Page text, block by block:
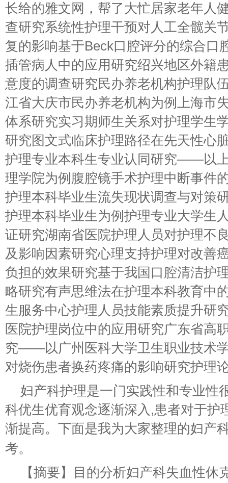
长给的雅文网，帮了大忙居家老年人
查研究系统性护理干预对人工全髋关
复的影响基于Beck口腔评分的综合口
插管病人中的应用研究绍兴地区外籍
意度的调查研究民办养老机构护理
江省大庆市民办养老机构为例上海市
体系研究实习期师生关系对护理学生
研究图文式临床护理路径在先天性心
护理专业本科生专业认同研究——以
理学院为例腹腔镜手术护理中断事件
护理本科毕业生流失现状调查与对
护理本科毕业生为例护理专业大学生
证研究湖南省医院护理人员对护理不
及影响因素研究心理支持护理对改善
负担的效果研究基于我国口腔清洁护
略研究有声思维法在护理本科教育中
生服务中心护理人员技能素质提升研
医院护理岗位中的应用研究广东省高
究——以广州医科大学卫生职业技术
对烧伤患者换药疼痛的影响研究护理
妇产科护理是一门实践性和专业性
科优生优育观念逐渐深入,患者对于护
渐提高。下面是我为大家整理的妇产
考。
【摘要】目的分析妇产科失血性休